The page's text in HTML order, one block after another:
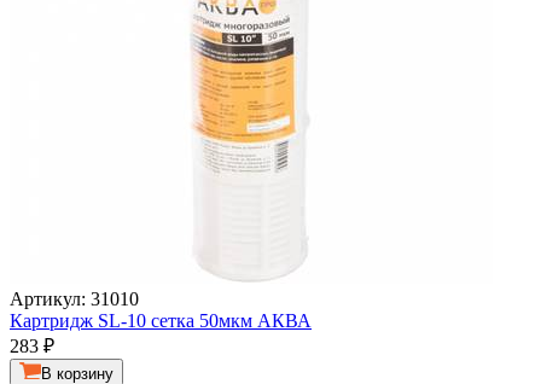
Артикул: 31010
Картридж SL-10 сетка 50мкм АКВА
283 ₽
В корзину